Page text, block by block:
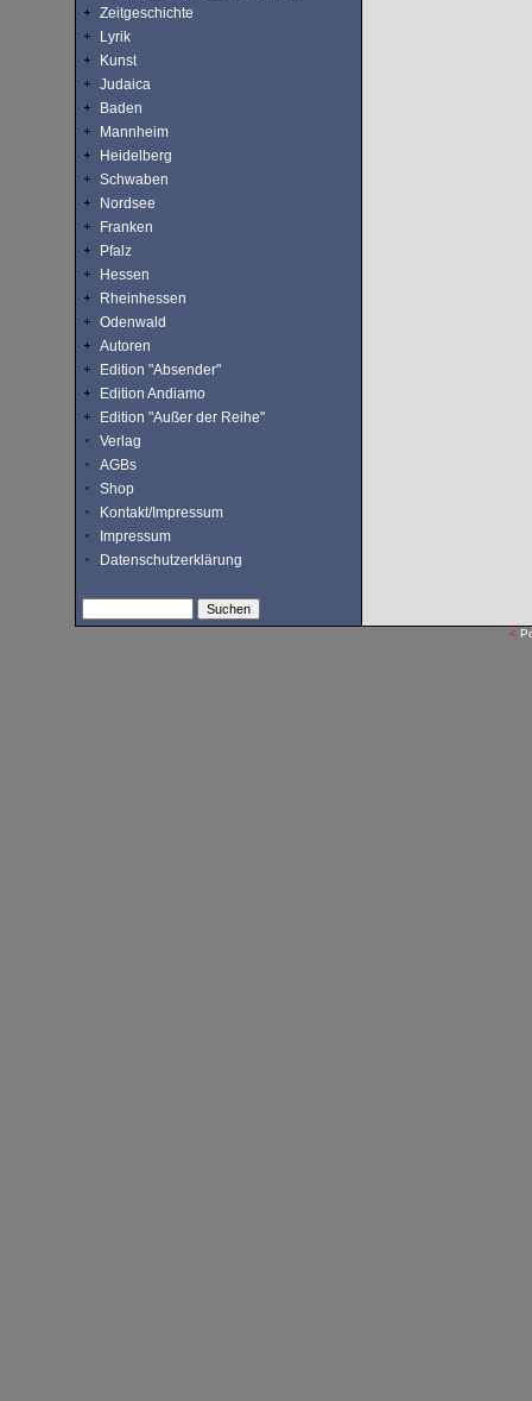
Zeitgeschichte
Lyrik
Kunst
Judaica
Baden
Mannheim
Heidelberg
Schwaben
Nordsee
Franken
Pfalz
Hessen
Rheinhessen
Odenwald
Autoren
Edition "Absender"
Edition Andiamo
Edition "Außer der Reihe"
Verlag
AGBs
Shop
Kontakt/Impressum
Impressum
Datenschutzerklärung
<